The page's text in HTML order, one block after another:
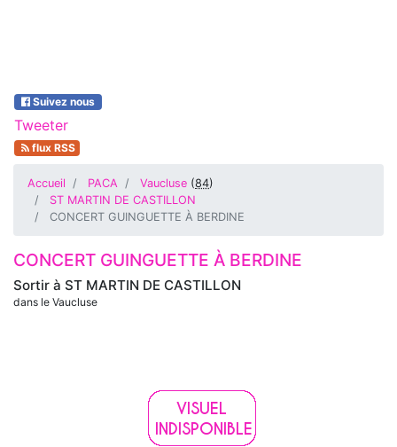
Suivez nous
Tweeter
flux RSS
Accueil PACA Vaucluse (84)
ST MARTIN DE CASTILLON
CONCERT GUINGUETTE À BERDINE
Sortir à ST MARTIN DE CASTILLON
dans le Vaucluse
CONCERT GUINGUETTE À BERDINE